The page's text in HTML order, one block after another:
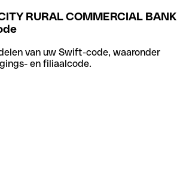
RURAL COMMERCIAL BANK
van uw Swift-code, waaronder
en filiaalcode.